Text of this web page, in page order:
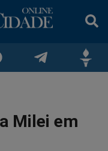
no
Milei em